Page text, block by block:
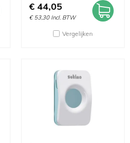
€ 44,05
€ 53,30 Incl. BTW
Vergelijken